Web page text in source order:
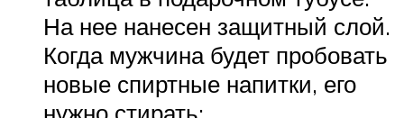
На нее нанесен защитный слой.
Когда мужчина будет пробовать
новые спиртные напитки, его